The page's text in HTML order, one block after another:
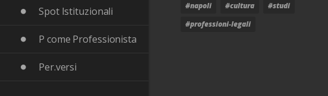
Spot Istituzionali
P come Professionista
Per.versi
#napoli
#cultura
#studi
#professioni-legali